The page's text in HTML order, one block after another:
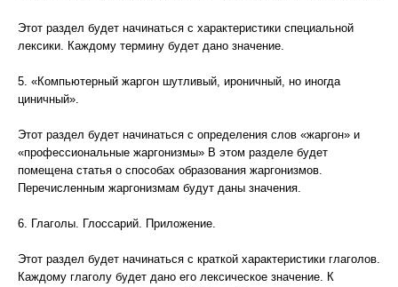
Этот раздел будет начинаться с характеристики специальной
лексики. Каждому термину будет дано значение.
5. «Компьютерный жаргон шутливый, ироничный, но иногда
циничный».
Этот раздел будет начинаться с определения слов «жаргон» и
«профессиональные жаргонизмы» В этом разделе будет
помещена статья о способах образования жаргонизмов.
Перечисленным жаргонизмам будут даны значения.
6. Глаголы. Глоссарий. Приложение.
Этот раздел будет начинаться с краткой характеристики глаголов.
Каждому глаголу будет дано его лексическое значение. К